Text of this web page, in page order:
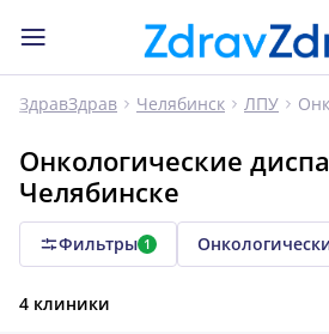
ЗдравЗдрав Челябинск ЛПУ
Онкологические
Челябинске
Фильтры 1
4 клиники